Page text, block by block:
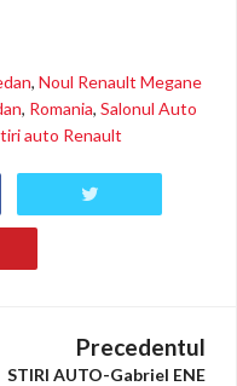
, Noul Renault Megane
, Romania, Salonul Auto
auto Renault
Precedentul
STIRI AUTO-Gabriel ENE